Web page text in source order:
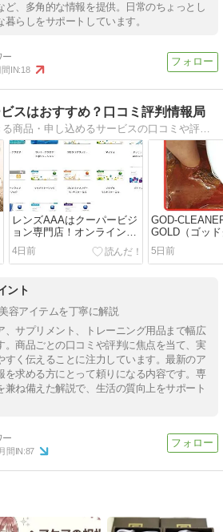
ど、多角的な情報を提供。日常のちょっとし
らしをサポートしています。
間IN:18
スはおすすめ？口コミ評判情報局
ネット通販で購入できる商品・申し込めるサービスの口コミや評判を紹介しています。
レンズAAAはクーパービジ
ョン専門店！オンライン診
療で処方箋発行！
4日前
GOD-
GOLD（ゴッ
ゴールド）の
5日前
ント
容アイテムを丁寧に解説
、サプリメント、トレーニング用品まで幅広
。商品ごとの口コミや評判に焦点を当て、実
すく伝えることに注力しています。最新のア
を求める方にとって頼りになる内容です。専
兼ね備えた解説で、生活の質向上をサポート
月間IN:87